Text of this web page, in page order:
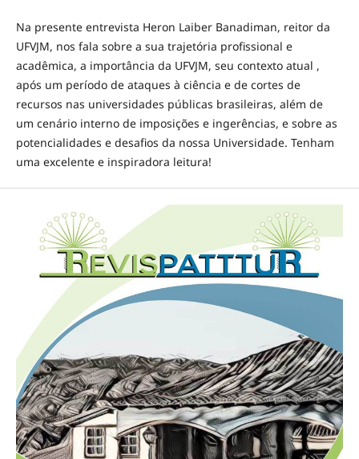
Na presente entrevista Heron Laiber Banadiman, reitor da
UFVJM, nos fala sobre a sua trajetória profissional e
acadêmica, a importância da UFVJM, seu contexto atual ,
após um período de ataques à ciência e de cortes de
recursos nas universidades públicas brasileiras, além de
um cenário interno de imposições e ingerências, e sobre as
potencialidades e desafios da nossa Universidade. Tenham
uma excelente e inspiradora leitura!